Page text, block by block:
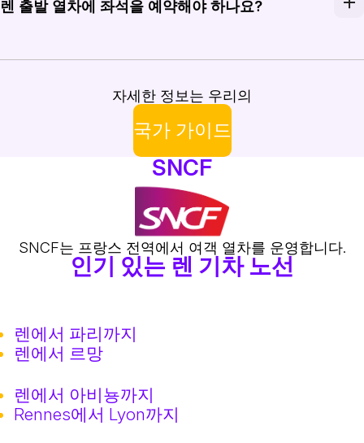
렌 브르타뉴 공항에는 전용 철도역이나 공항 직행 열차
렌 출발 열차에 좌석을 예약해야 하나요?
자세한 정보는 우리의
국가 가이드
SNCF
SNCF는 프랑스 전역에서 여객 열차를 운영합니다.
인기 있는 렌 기차 노선
렌에서 파리까지
렌에서 르망
렌에서 아비뇽까지
Rennes에서 Lyon까지